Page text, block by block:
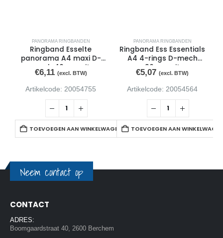
PANORAMA RINGBANDEN
Ringband Esselte
panorama A4 maxi D-
mech 40mm wit
€6,11 (excl. BTW)
Artikelcode: 20054755
TOEVOEGEN AAN WINKELWAGEN
PANORAMA RINGBANDEN
Ringband Ess Essentials
A4 4-rings D-mech
30mm wit
€5,07 (excl. BTW)
Artikelcode: 20054564
TOEVOEGEN AAN
Neem contact op
CONTACT
ADRES:
Boomgaardstraat 40, 2600 Berchem